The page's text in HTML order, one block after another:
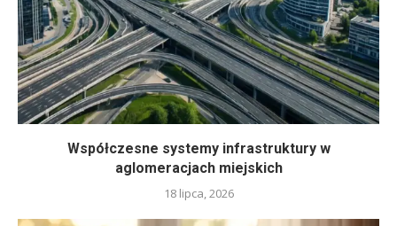
Współczesne systemy infrastruktury w
aglomeracjach miejskich
18 lipca, 2026